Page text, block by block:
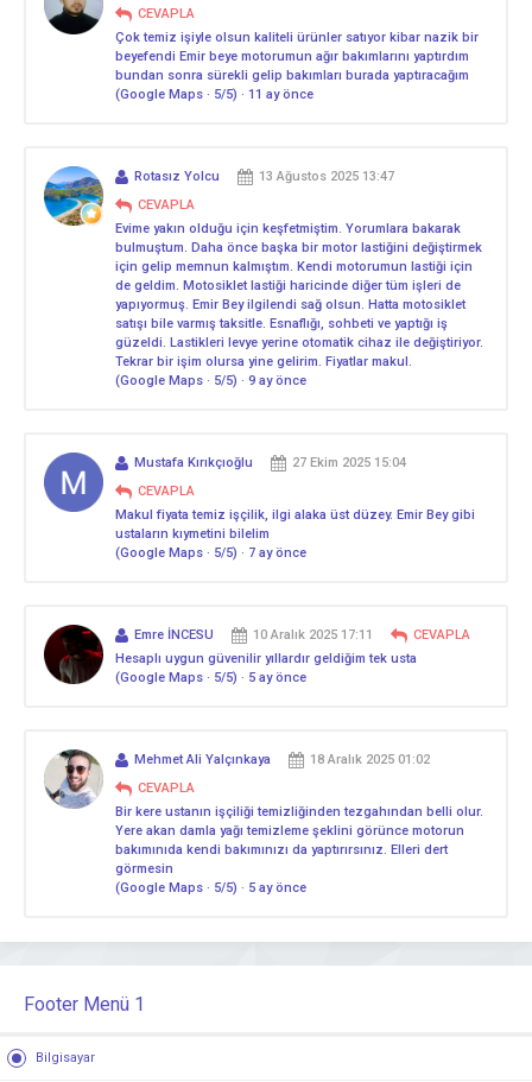
CEVAPLA
Çok temiz işiyle olsun kaliteli ürünler satıyor kibar nazik bir
beyefendi Emir beye motorumun ağır bakımlarını yaptırdım
bundan sonra sürekli gelip bakımları burada yaptıracağım
(Google Maps · 5/5) · 11 ay önce
Rotasız Yolcu
13 Ağustos 2025 13:47
CEVAPLA
Evime yakın olduğu için keşfetmiştim. Yorumlara bakarak
bulmuştum. Daha önce başka bir motor lastiğini değiştirmek
için gelip memnun kalmıştım. Kendi motorumun lastiği için
de geldim. Motosiklet lastiği haricinde diğer tüm işleri de
yapıyormuş. Emir Bey ilgilendi sağ olsun. Hatta motosiklet
satışı bile varmış taksitle. Esnaflığı, sohbeti ve yaptığı iş
güzeldi. Lastikleri levye yerine otomatik cihaz ile değiştiriyor.
Tekrar bir işim olursa yine gelirim. Fiyatlar makul.
(Google Maps · 5/5) · 9 ay önce
Mustafa Kırıkçıoğlu
27 Ekim 2025 15:04
CEVAPLA
Makul fiyata temiz işçilik, ilgi alaka üst düzey. Emir Bey gibi
ustaların kıymetini bilelim
(Google Maps · 5/5) · 7 ay önce
Emre İNCESU 10 Aralık 2025 17:11
CEVAPLA
Hesaplı uygun güvenilir yıllardır geldiğim tek usta
(Google Maps · 5/5) · 5 ay önce
Mehmet Ali Yalçınkaya
18 Aralık 2025 01:02
CEVAPLA
Bir kere ustanın işçiliği temizliğinden tezgahından belli olur.
Yere akan damla yağı temizleme şeklini görünce motorun
bakımınıda kendi bakımınızı da yaptırırsınız. Elleri dert
görmesin
(Google Maps · 5/5) · 5 ay önce
Footer Menü 1
Bilgisayar